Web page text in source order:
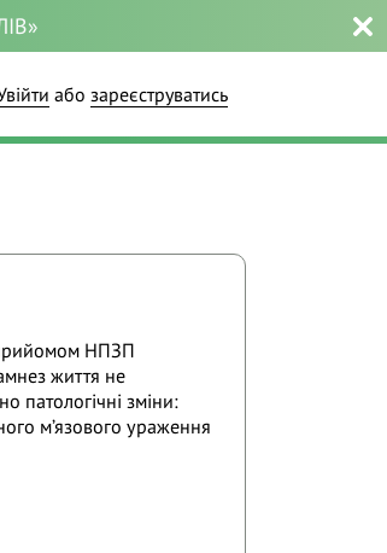
або зареєструватись
прийомом НПЗП
життя не
патологічні зміни:
м’язового ураження